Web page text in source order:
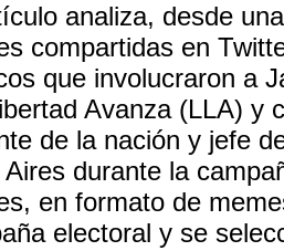
analiza, desde
compartidas en
que involucraron a
Avanza (LLA) y
de la nación y jefe
Aires durante la
en formato de
electoral y se